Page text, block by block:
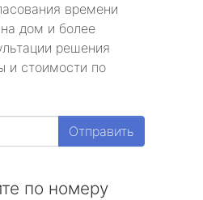
времени
дом и более
решения
и стоимости по
Отправить
по номеру